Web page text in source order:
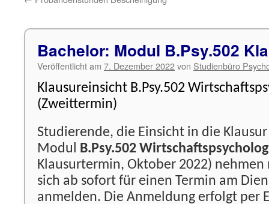
Bachelor: Modul B.Psy.502
Veröffentlicht am 7. Dezember 2022von Studienbüro
Klausureinsicht B.Psy.502
(Zweittermin)
Studierende, die Einsicht in die
Modul B.Psy.502
Klausurtermin, Oktober 2022)
sich ab sofort für einen Termin am
anmelden. Die Anmeldung erfolgt per